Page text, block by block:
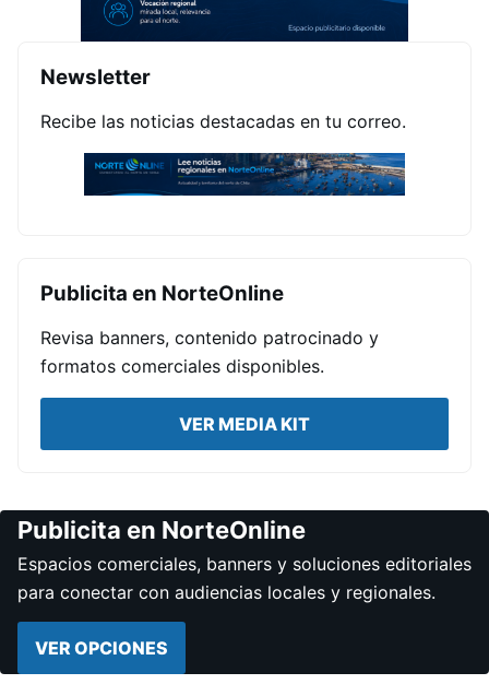
Newsletter
Recibe las noticias destacadas en tu correo.
Publicita en NorteOnline
Revisa banners, contenido patrocinado y
formatos comerciales disponibles.
VER MEDIA KIT
Publicita en NorteOnline
Espacios comerciales, banners y soluciones editoriales
para conectar con audiencias locales y regionales.
VER OPCIONES